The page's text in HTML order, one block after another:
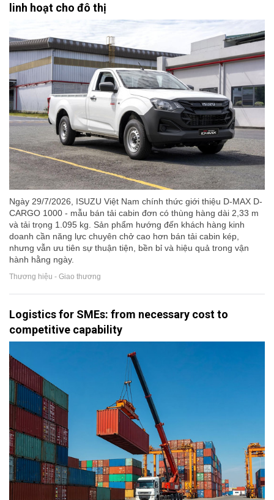
linh hoạt cho đô thị
Ngày 29/7/2026, ISUZU Việt Nam chính thức giới thiệu D-MAX D-
CARGO 1000 - mẫu bán tải cabin đơn có thùng hàng dài 2,33 m
và tải trọng 1.095 kg. Sản phẩm hướng đến khách hàng kinh
doanh cần năng lực chuyên chở cao hơn bán tải cabin kép,
nhưng vẫn ưu tiên sự thuận tiện, bền bỉ và hiệu quả trong vận
hành hằng ngày.
Thương hiệu - Giao thương
Logistics for SMEs: from necessary cost to
competitive capability